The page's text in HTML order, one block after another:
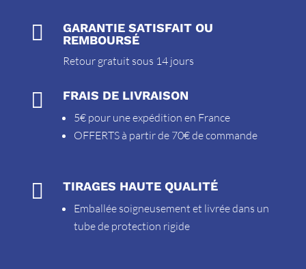

GARANTIE SATISFAIT OU
REMBOURSÉ
Retour gratuit sous 14 jours
 FRAIS DE LIVRAISON
5€ pour une expédition en France
OFFERTS à partir de 70€ de commande
 TIRAGES HAUTE QUALITÉ
Emballée soigneusement et livrée dans un
tube de protection rigide